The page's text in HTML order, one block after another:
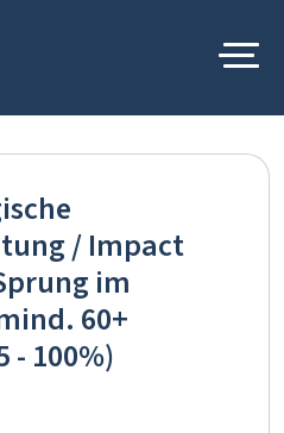
/ Impact
im
60+
- 100%)